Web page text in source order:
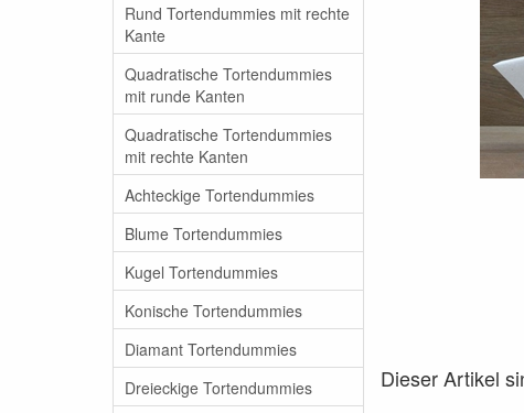
Rund Tortendummies mit rechte
Kante
Quadratische Tortendummies
mit runde Kanten
Quadratische Tortendummies
mit rechte Kanten
Achteckige Tortendummies
Blume Tortendummies
Kugel Tortendummies
Konische Tortendummies
Diamant Tortendummies
Dreieckige Tortendummies
Dieser Artikel